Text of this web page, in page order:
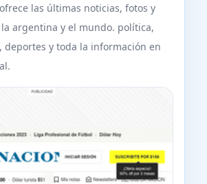
las últimas noticias, fotos y
argentina y el mundo. política,
deportes y toda la información en